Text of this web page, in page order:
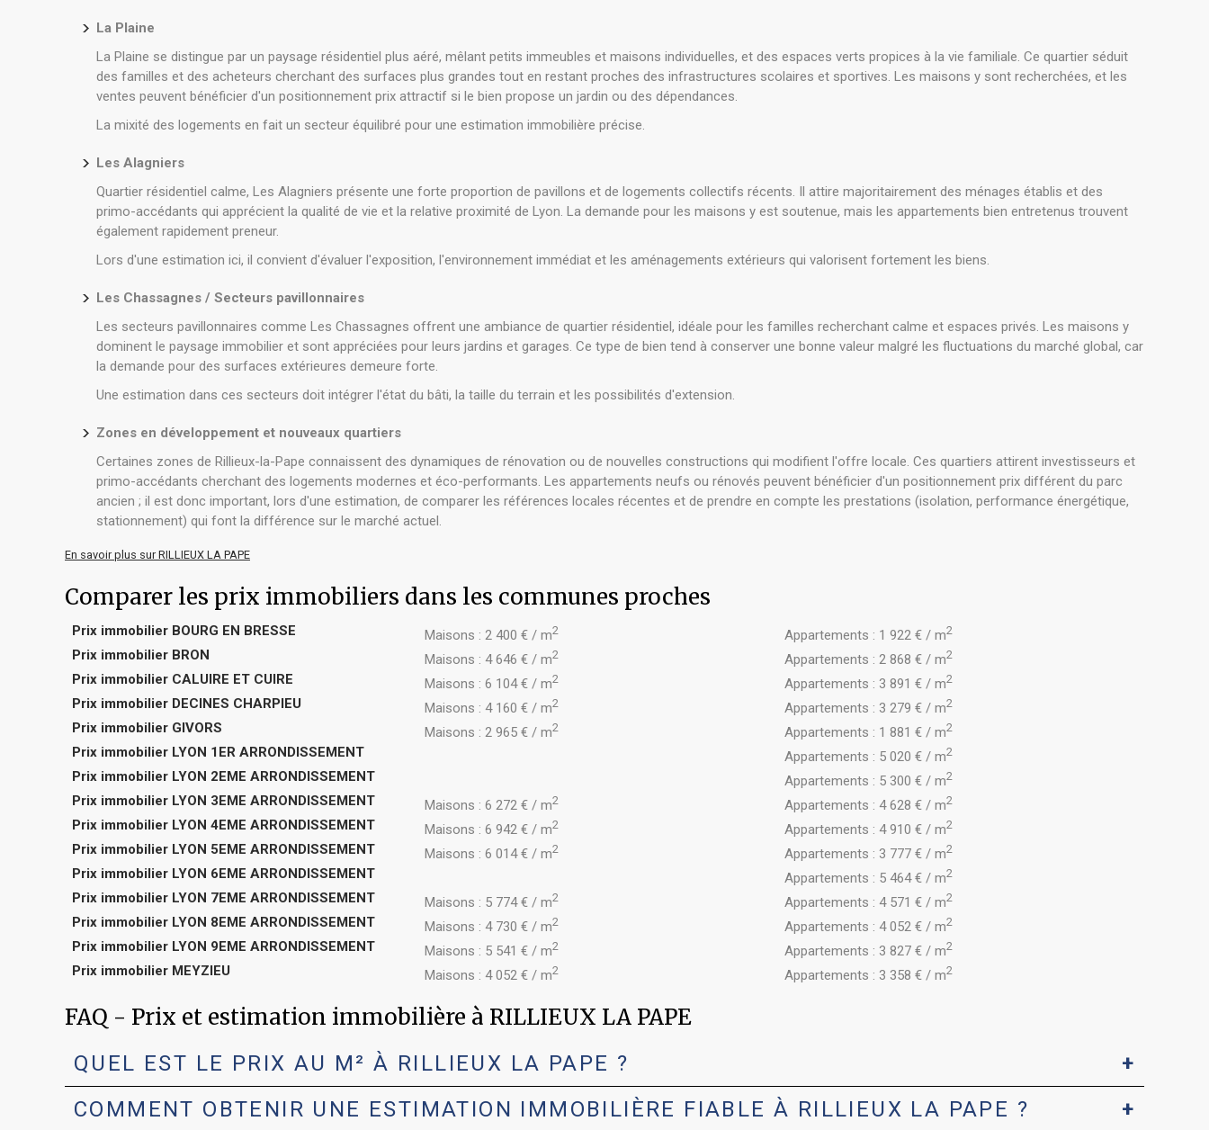
La Plaine
La Plaine se distingue par un paysage résidentiel plus aéré, mêlant petits immeubles et maisons individuelles, et des espaces verts propices à la vie familiale. Ce quartier séduit
des familles et des acheteurs cherchant des surfaces plus grandes tout en restant proches des infrastructures scolaires et sportives. Les maisons y sont recherchées, et les
ventes peuvent bénéficier d'un positionnement prix attractif si le bien propose un jardin ou des dépendances.
La mixité des logements en fait un secteur équilibré pour une estimation immobilière précise.
Les Alagniers
Quartier résidentiel calme, Les Alagniers présente une forte proportion de pavillons et de logements collectifs récents. Il attire majoritairement des ménages établis et des
primo-accédants qui apprécient la qualité de vie et la relative proximité de Lyon. La demande pour les maisons y est soutenue, mais les appartements bien entretenus trouvent
également rapidement preneur.
Lors d'une estimation ici, il convient d'évaluer l'exposition, l'environnement immédiat et les aménagements extérieurs qui valorisent fortement les biens.
Les Chassagnes / Secteurs pavillonnaires
Les secteurs pavillonnaires comme Les Chassagnes offrent une ambiance de quartier résidentiel, idéale pour les familles recherchant calme et espaces privés. Les maisons y
dominent le paysage immobilier et sont appréciées pour leurs jardins et garages. Ce type de bien tend à conserver une bonne valeur malgré les fluctuations du marché global, car
la demande pour des surfaces extérieures demeure forte.
Une estimation dans ces secteurs doit intégrer l'état du bâti, la taille du terrain et les possibilités d'extension.
Zones en développement et nouveaux quartiers
Certaines zones de Rillieux-la-Pape connaissent des dynamiques de rénovation ou de nouvelles constructions qui modifient l'offre locale. Ces quartiers attirent investisseurs et
primo-accédants cherchant des logements modernes et éco-performants. Les appartements neufs ou rénovés peuvent bénéficier d'un positionnement prix différent du parc
ancien ; il est donc important, lors d'une estimation, de comparer les références locales récentes et de prendre en compte les prestations (isolation, performance énergétique,
stationnement) qui font la différence sur le marché actuel.
En savoir plus sur RILLIEUX LA PAPE
Comparer les prix immobiliers dans les communes proches
Prix immobilier BOURG EN BRESSE Maisons : 2 400 € / m2 Appartements : 1 922 € / m2
Prix immobilier BRON Maisons : 4 646 € / m2 Appartements : 2 868 € / m2
Prix immobilier CALUIRE ET CUIRE Maisons : 6 104 € / m2 Appartements : 3 891 € / m2
Prix immobilier DECINES CHARPIEU Maisons : 4 160 € / m2 Appartements : 3 279 € / m2
Prix immobilier GIVORS Maisons : 2 965 € / m2 Appartements : 1 881 € / m2
Prix immobilier LYON 1ER ARRONDISSEMENT Appartements : 5 020 € / m2
Prix immobilier LYON 2EME ARRONDISSEMENT Appartements : 5 300 € / m2
Prix immobilier LYON 3EME ARRONDISSEMENT Maisons : 6 272 € / m2 Appartements : 4 628 € / m2
Prix immobilier LYON 4EME ARRONDISSEMENT Maisons : 6 942 € / m2 Appartements : 4 910 € / m2
Prix immobilier LYON 5EME ARRONDISSEMENT Maisons : 6 014 € / m2 Appartements : 3 777 € / m2
Prix immobilier LYON 6EME ARRONDISSEMENT Appartements : 5 464 € / m2
Prix immobilier LYON 7EME ARRONDISSEMENT Maisons : 5 774 € / m2 Appartements : 4 571 € / m2
Prix immobilier LYON 8EME ARRONDISSEMENT Maisons : 4 730 € / m2 Appartements : 4 052 € / m2
Prix immobilier LYON 9EME ARRONDISSEMENT Maisons : 5 541 € / m2 Appartements : 3 827 € / m2
Prix immobilier MEYZIEU Maisons : 4 052 € / m2 Appartements : 3 358 € / m2
FAQ - Prix et estimation immobilière à RILLIEUX LA PAPE
QUEL EST LE PRIX AU M² À RILLIEUX LA PAPE ?
COMMENT OBTENIR UNE ESTIMATION IMMOBILIÈRE FIABLE À RILLIEUX LA PAPE ?